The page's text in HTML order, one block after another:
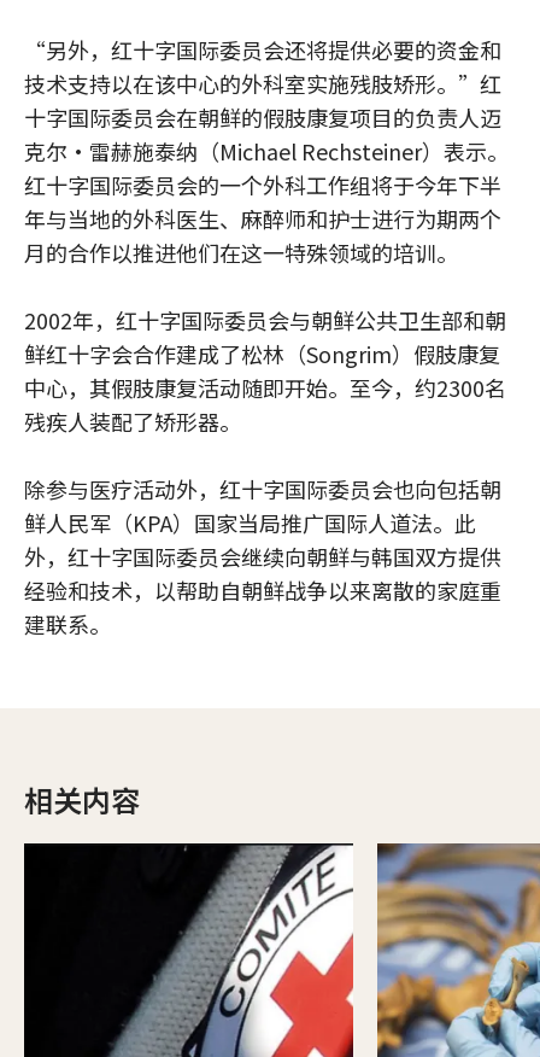
“另外，红十字国际委员会还将提供必要的资金和
技术支持以在该中心的外科室实施残肢矫形。”红
十字国际委员会在朝鲜的假肢康复项目的负责人迈
克尔•雷赫施泰纳（Michael Rechsteiner）表示。
红十字国际委员会的一个外科工作组将于今年下半
年与当地的外科医生、麻醉师和护士进行为期两个
月的合作以推进他们在这一特殊领域的培训。
2002年，红十字国际委员会与朝鲜公共卫生部和朝
鲜红十字会合作建成了松林（Songrim）假肢康复
中心，其假肢康复活动随即开始。至今，约2300名
残疾人装配了矫形器。
除参与医疗活动外，红十字国际委员会也向包括朝
鲜人民军（KPA）国家当局推广国际人道法。此
外，红十字国际委员会继续向朝鲜与韩国双方提供
经验和技术，以帮助自朝鲜战争以来离散的家庭重
建联系。
相关内容